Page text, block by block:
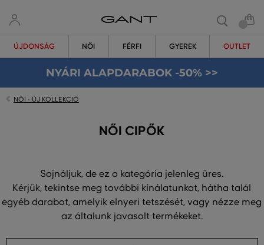
ÚJDONSÁG NŐI FÉRFI GYEREK OUTLET
NYÁRI ALAPDARABOK -50% >>
NŐI - ÚJ KOLLEKCIÓ
NŐI CIPŐK
Sajnáljuk, de ez a kategória jelenleg üres.
Kérjük, tekintse meg további kínálatunkat, hátha talál
egyéb darabot, amelyik elnyeri tetszését, vagy nézze meg
az általunk javasolt termékeket.